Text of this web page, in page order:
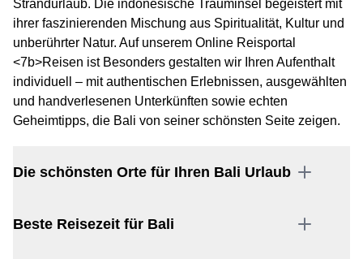
Strandurlaub. Die indonesische Trauminsel begeistert mit
ihrer faszinierenden Mischung aus Spiritualität, Kultur und
unberührter Natur. Auf unserem Online Reisportal
<7b>Reisen ist Besonders gestalten wir Ihren Aufenthalt
individuell – mit authentischen Erlebnissen, ausgewählten
und handverlesenen Unterkünften sowie echten
Geheimtipps, die Bali von seiner schönsten Seite zeigen.
Die schönsten Orte für Ihren Bali Urlaub
Beste Reisezeit für Bali